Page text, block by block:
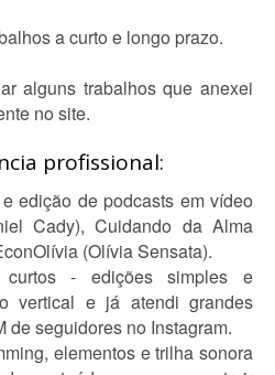
a curto e longo prazo.
alguns trabalhos que anexei
no site.
profissional:
edição de podcasts em vídeo
Cady), Cuidando da Alma
(Olívia Sensata).
curtos - edições simples e
vertical e já atendi grandes
de seguidores no Instagram.
elementos e trilha sonora